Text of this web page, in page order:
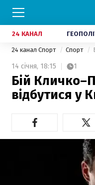
24 КАНАЛ
24 канал Спорт Спорт
14 січня, 18:15 1
Бій
відбутися у